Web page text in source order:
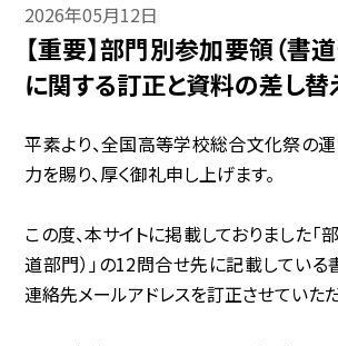
部門情報
生徒実行委員会
協賛企業
観光情報
2026年05月12日
【重要】部門別参加要領（書
に関する訂正と資料の差し替
平素より、全国高等学校総合文化祭の
力を賜り、厚く御礼申し上げます。
この度、本サイトに掲載しておりました「
道部門）」の12問合せ先に記載してい
連絡先メールアドレスを訂正させていた